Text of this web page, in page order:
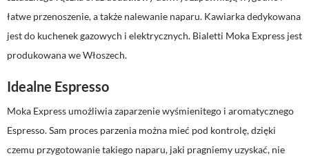
łatwe przenoszenie, a także nalewanie naparu. Kawiarka dedykowana
jest do kuchenek gazowych i elektrycznych. Bialetti Moka Express jest
produkowana we Włoszech.
Idealne Espresso
Moka Express umożliwia zaparzenie wyśmienitego i aromatycznego
Espresso. Sam proces parzenia można mieć pod kontrolę, dzięki
czemu przygotowanie takiego naparu, jaki pragniemy uzyskać, nie